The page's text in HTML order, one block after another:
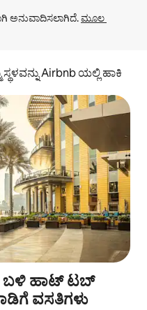
ಅನುವಾದಿಸಲಾಗಿದೆ. ಮೂಲ
Airbnb ಯಲ್ಲಿ ಹಾಕಿ
ಬಳಿ ಹಾಟ್ ಟಬ್
ವಸತಿಗಳು